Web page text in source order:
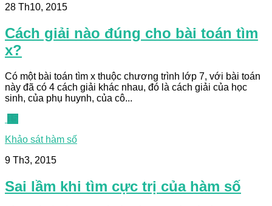
28 Th10, 2015
Cách giải nào đúng cho bài toán tìm
x?
Có một bài toán tìm x thuộc chương trình lớp 7, với bài toán
này đã có 4 cách giải khác nhau, đó là cách giải của học
sinh, của phụ huynh, của cô...
Khảo sát hàm số
9 Th3, 2015
Sai lầm khi tìm cực trị của hàm số